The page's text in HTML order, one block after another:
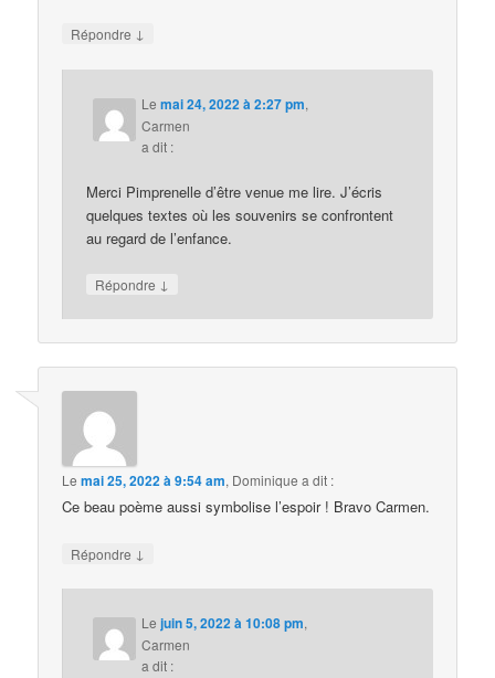
Répondre ↓
Lemai 24, 2022 à 2:27 pm,
Carmen
a dit :
Merci Pimprenelle d’être venue me lire. J’écris
quelques textes où les souvenirs se confrontent
au regard de l’enfance.
Répondre ↓
Lemai 25, 2022 à 9:54 am, Dominique a dit :
Ce beau poème aussi symbolise l’espoir ! Bravo Carmen.
Répondre ↓
Lejuin 5, 2022 à 10:08 pm,
Carmen
a dit :